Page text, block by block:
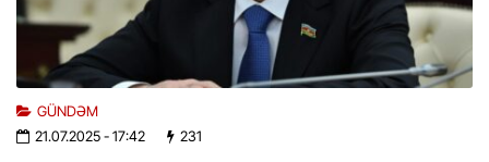
GÜNDƏM
21.07.2025- 17:42 231